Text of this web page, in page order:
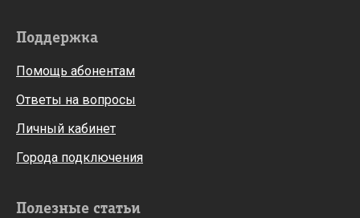
Поддержка
Помощь абонентам
Ответы на вопросы
Личный кабинет
Города подключения
Полезные статьи